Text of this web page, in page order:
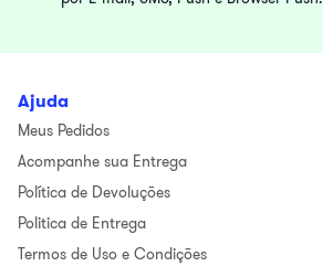
Ajuda
Meus Pedidos
Acompanhe sua Entrega
Política de Devoluções
Politica de Entrega
Termos de Uso e Condições